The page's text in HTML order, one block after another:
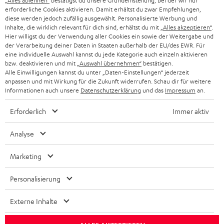
BLUETOOTH-LAUTSPRECHER
KOPFHÖRER
BLUETOOTH-KOPFHÖRER
STEREOANLAGEN
LAUTSPRECHER
ULTIMA-SERIE
IN-EAR-KOPFHÖRER
FANSHOP
NEUHEITEN
PARTNERPROGRAMM
BLOG
NEWSLETTER
STORES
DEINE VORTEILE BEI TEUFEL
UNSER MANAGEMENT
NACHHALTIGKEIT
UNSERE WERTE
BILDUNGSRABATT
SCHWEIZ
NIEDERLANDE
BELGIEN
FRANKREICH
POLEN
SPANIEN
ITALIEN
Technische Änderungen, Tippfehler und Irrtum vorbehalten. Das auf unseren
Fotos abgebildete Zubehör ist nicht im Lieferumfang enthalten. Etwaige
Entsorgungsgebühren für Batterien sind im Preis inbegriffen.
erforderliche Cookies aktivieren. Damit erhältst du zwar Empfehlungen,
diese werden jedoch zufällig ausgewählt. Personalisierte Werbung und
Inhalte, die wirklich relevant für dich sind, erhältst du mit „Alles akzeptieren“.
Hier willigst du der Verwendung aller Cookies ein sowie der Weitergabe und
der Verarbeitung deiner Daten in Staaten außerhalb der EU/des EWR. Für
eine individuelle Auswahl kannst du jede Kategorie auch einzeln aktivieren
bzw. deaktivieren und mit „Auswahl übernehmen“ bestätigen.
Alle Einwilligungen kannst du unter „Daten-Einstellungen“ jederzeit
anpassen und mit Wirkung für die Zukunft widerrufen. Schau dir für weitere
Informationen auch unsere Datenschutzerklärung und das Impressum an.
Erforderlich Immer aktiv
Analyse
Marketing
Personalisierung
Externe Inhalte